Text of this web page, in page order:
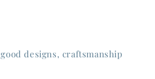
designs, craftsmanship